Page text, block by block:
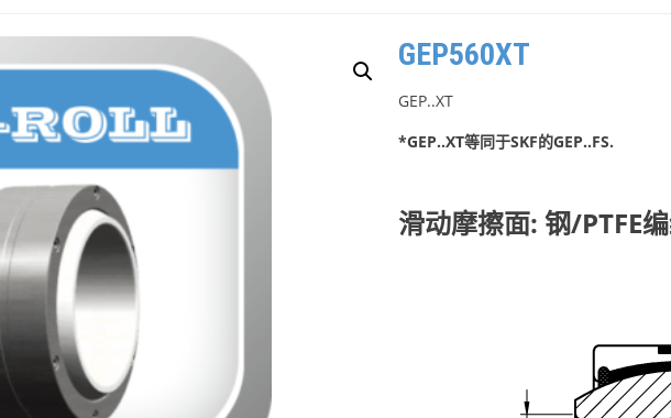
GEP560XT
GEP..XT
*GEP..XT等同于SKF的GEP..FS.
滑动摩擦面: 钢/PTFE